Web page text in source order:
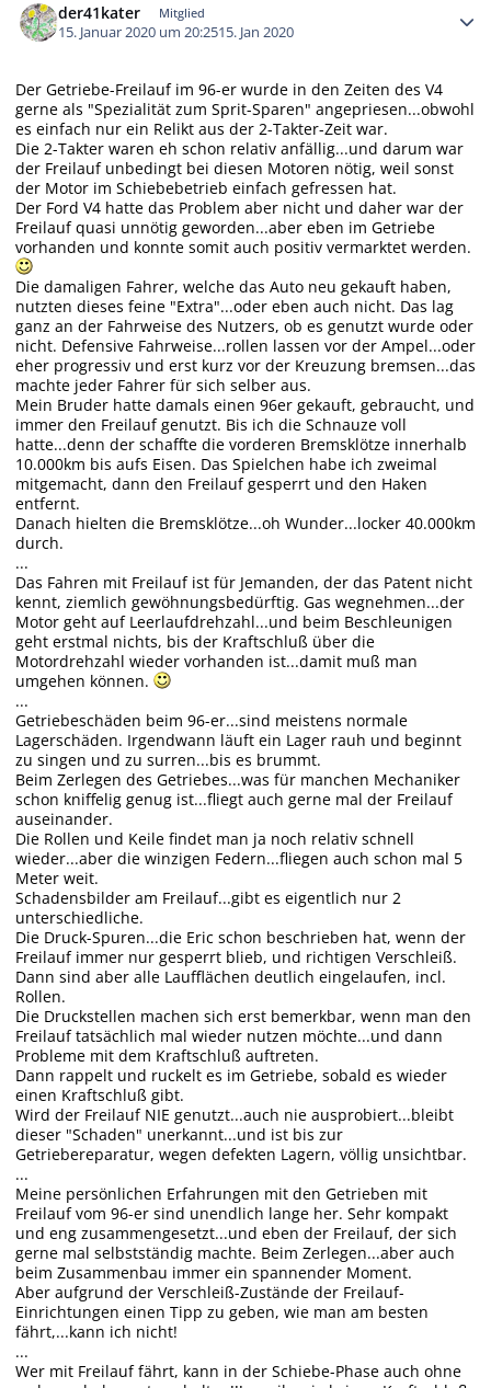
der41kater Mitglied
15. Januar 2020 um 20:2515. Jan 2020
Der Getriebe-Freilauf im 96-er wurde in den Zeiten des V4
gerne als "Spezialität zum Sprit-Sparen" angepriesen...obwohl
es einfach nur ein Relikt aus der 2-Takter-Zeit war.
Die 2-Takter waren eh schon relativ anfällig...und darum war
der Freilauf unbedingt bei diesen Motoren nötig, weil sonst
der Motor im Schiebebetrieb einfach gefressen hat.
Der Ford V4 hatte das Problem aber nicht und daher war der
Freilauf quasi unnötig geworden...aber eben im Getriebe
vorhanden und konnte somit auch positiv vermarktet werden.
Die damaligen Fahrer, welche das Auto neu gekauft haben,
nutzten dieses feine "Extra"...oder eben auch nicht. Das lag
ganz an der Fahrweise des Nutzers, ob es genutzt wurde oder
nicht. Defensive Fahrweise...rollen lassen vor der Ampel...oder
eher progressiv und erst kurz vor der Kreuzung bremsen...das
machte jeder Fahrer für sich selber aus.
Mein Bruder hatte damals einen 96er gekauft, gebraucht, und
immer den Freilauf genutzt. Bis ich die Schnauze voll
hatte...denn der schaffte die vorderen Bremsklötze innerhalb
10.000km bis aufs Eisen. Das Spielchen habe ich zweimal
mitgemacht, dann den Freilauf gesperrt und den Haken
entfernt.
Danach hielten die Bremsklötze...oh Wunder...locker 40.000km
durch.
...
Das Fahren mit Freilauf ist für Jemanden, der das Patent nicht
kennt, ziemlich gewöhnungsbedürftig. Gas wegnehmen...der
Motor geht auf Leerlaufdrehzahl...und beim Beschleunigen
geht erstmal nichts, bis der Kraftschluß über die
Motordrehzahl wieder vorhanden ist...damit muß man
umgehen können.
...
Getriebeschäden beim 96-er...sind meistens normale
Lagerschäden. Irgendwann läuft ein Lager rauh und beginnt
zu singen und zu surren...bis es brummt.
Beim Zerlegen des Getriebes...was für manchen Mechaniker
schon kniffelig genug ist...fliegt auch gerne mal der Freilauf
auseinander.
Die Rollen und Keile findet man ja noch relativ schnell
wieder...aber die winzigen Federn...fliegen auch schon mal 5
Meter weit.
Schadensbilder am Freilauf...gibt es eigentlich nur 2
unterschiedliche.
Die Druck-Spuren...die Eric schon beschrieben hat, wenn der
Freilauf immer nur gesperrt blieb, und richtigen Verschleiß.
Dann sind aber alle Laufflächen deutlich eingelaufen, incl.
Rollen.
Die Druckstellen machen sich erst bemerkbar, wenn man den
Freilauf tatsächlich mal wieder nutzen möchte...und dann
Probleme mit dem Kraftschluß auftreten.
Dann rappelt und ruckelt es im Getriebe, sobald es wieder
einen Kraftschluß gibt.
Wird der Freilauf NIE genutzt...auch nie ausprobiert...bleibt
dieser "Schaden" unerkannt...und ist bis zur
Getriebereparatur, wegen defekten Lagern, völlig unsichtbar.
...
Meine persönlichen Erfahrungen mit den Getrieben mit
Freilauf vom 96-er sind unendlich lange her. Sehr kompakt
und eng zusammengesetzt...und eben der Freilauf, der sich
gerne mal selbstständig machte. Beim Zerlegen...aber auch
beim Zusammenbau immer ein spannender Moment.
Aber aufgrund der Verschleiß-Zustände der Freilauf-
Einrichtungen einen Tipp zu geben, wie man am besten
fährt,...kann ich nicht!
...
Wer mit Freilauf fährt, kann in der Schiebe-Phase auch ohne